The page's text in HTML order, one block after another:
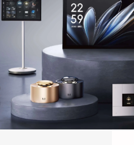
，客人对着床头柜上的智能音箱